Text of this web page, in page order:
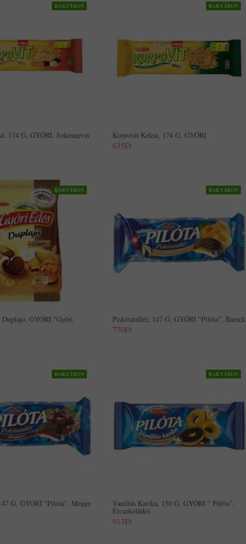
RAKTÁRON
174 G, GYŐRI, Sokmagvas
RAKTÁRON
Korpovit Keksz, 174 G, GYŐRI
635Ft
RAKTÁRON
Duplajó, GYŐRI "Győri
RAKTÁRON
Piskótatallér, 147 G, GYŐRI "Pilóta", Barack
770Ft
RAKTÁRON
G, GYŐRI "Pilóta", Meggy
RAKTÁRON
Vaníliás Karika, 150 G, GYŐRI " Pilóta",
Étcsokoládés
913Ft